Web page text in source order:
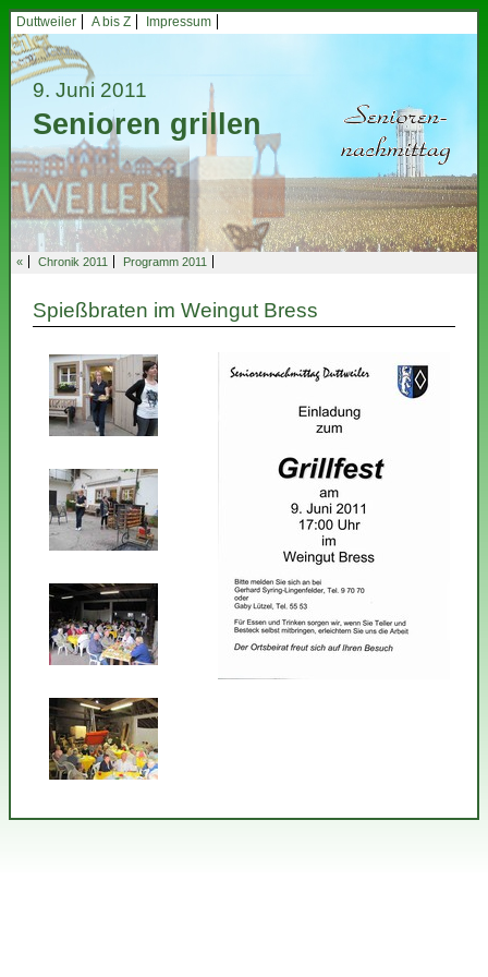
Duttweiler A bis Z Impressum
9. Juni 2011
Senioren grillen
« Chronik 2011 Programm 2011
Spießbraten im Weingut Bress